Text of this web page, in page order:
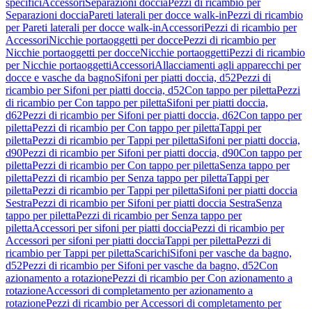
specificiAccessoriSeparazioni docciaPezzi di ricambio per
Separazioni docciaPareti laterali per docce walk-inPezzi di ricambio
per Pareti laterali per docce walk-inAccessoriPezzi di ricambio per
AccessoriNicchie portaoggetti per doccePezzi di ricambio per
Nicchie portaoggetti per docceNicchie portaoggettiPezzi di ricambio
per Nicchie portaoggettiAccessoriAllacciamenti agli apparecchi per
docce e vasche da bagnoSifoni per piatti doccia, d52Pezzi di
ricambio per Sifoni per piatti doccia, d52Con tappo per pilettaPezzi
di ricambio per Con tappo per pilettaSifoni per piatti doccia,
d62Pezzi di ricambio per Sifoni per piatti doccia, d62Con tappo per
pilettaPezzi di ricambio per Con tappo per pilettaTappi per
pilettaPezzi di ricambio per Tappi per pilettaSifoni per piatti doccia,
d90Pezzi di ricambio per Sifoni per piatti doccia, d90Con tappo per
pilettaPezzi di ricambio per Con tappo per pilettaSenza tappo per
pilettaPezzi di ricambio per Senza tappo per pilettaTappi per
pilettaPezzi di ricambio per Tappi per pilettaSifoni per piatti doccia
SestraPezzi di ricambio per Sifoni per piatti doccia SestraSenza
tappo per pilettaPezzi di ricambio per Senza tappo per
pilettaAccessori per sifoni per piatti docciaPezzi di ricambio per
Accessori per sifoni per piatti docciaTappi per pilettaPezzi di
ricambio per Tappi per pilettaScarichiSifoni per vasche da bagno,
d52Pezzi di ricambio per Sifoni per vasche da bagno, d52Con
azionamento a rotazionePezzi di ricambio per Con azionamento a
rotazioneAccessori di completamento per azionamento a
rotazionePezzi di ricambio per Accessori di completamento per